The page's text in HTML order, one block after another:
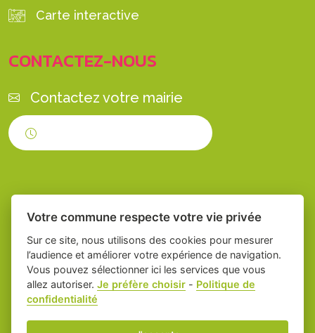
Carte interactive
CONTACTEZ-NOUS
Contactez votre mairie
Place du village la solution web et appli
des collectivités
-
Mentions légales- Gestion des cookies
Votre commune respecte votre vie privée
Sur ce site, nous utilisons des cookies pour mesurer
l’audience et améliorer votre expérience de navigation.
Vous pouvez sélectionner ici les services que vous
allez autoriser.Je préfère choisir - Politique de
confidentialité